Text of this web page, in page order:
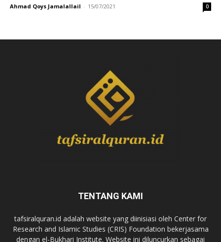
Ahmad Qoys Jamalallail - 15/07/2021 0
TENTANG KAMI
tafsiralquran.id adalah website yang diinisiasi oleh Center for
Research and Islamic Studies (CRIS) Foundation bekerjasama
dengan el-Bukhari Institute. Website ini diluncurkan sebagai